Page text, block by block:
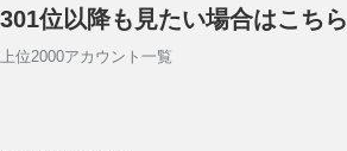
301位以降も見たい場合はこちら
上位2000アカウント一覧